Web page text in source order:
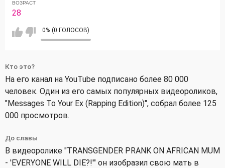
ВОЗРАСТ
28
0% (0 ГОЛОСОВ)
Кто это?
На его канал на YouTube подписано более 80 000
человек. Один из его самых популярных видеороликов,
"Messages To Your Ex (Rapping Edition)", собрал более 125
000 просмотров.
До славы
В видеоролике "TRANSGENDER PRANK ON AFRICAN MUM
- 'EVERYONE WILL DIE?!'" он изобразил свою мать в